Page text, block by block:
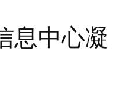
息中心凝